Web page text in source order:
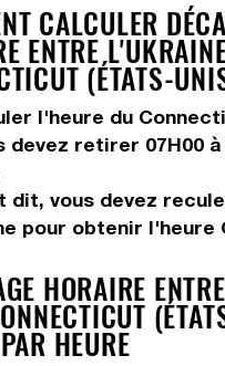
CALCULER
ENTRE
(ÉTATS-
l'heure du
devez retirer 07H00à
dit, vous devez
pour obtenir l'heure
HORAIRE
HEURE